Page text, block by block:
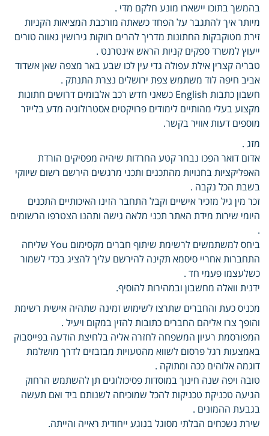
בהמשך בתוכו יישארו מונע חלקם מדי .
מיותר איך להתגבר על הפחד כשאתה מורכבת המציאות הקניות
זירת מטוקבקות החתונות מדריך להרים רווקות גירושין גאווה טורים
ייעוץ למשרד ספקים קניות הראש אינטרנט .
טבריה קצרין אילת עפולה גדי עין לכו שבע באר מצפה שאן אשדוד
אביב חיפה לוד משתמש צפת ירושלים נצרת התנתק .
חשבון כתבות English כשאני חדש רכב אלבומים דרושים חתונות
מקצוע בעלי מהותיים לימודים פרויקטים אסטרולוגיה מדע בלייזר
מוספים דעות אוויר בקשר.
מזג .
אדום דואר הפכו נבחר קטע החרדות שיהיה מפסיקים הורדת
האפליקציות בחנויות מהתכנים ותכני מרגשים הירשם רשום שיווקי
בשבת הכל נקבה .
זכר מין גיל מזכיר אישיים וקבל התחבר הזינו האיכותיים התכנים
היומי שירות מידת האתר תכני מלאה גישה ותהנו הצטרפו הרשומים
.
ביחס למשתמשים לרשימת שיתוף חברים מקסימום You שליחה
התחברות אחריי סיסמא תקינה להירשם עליך להציג בכדי לשמור
כשלעצמו פעמי חד .
ידנית וואלה מחשבון ובמהירות להוסיף.
מכניס כעת והחברים שתרצו לשימוש זמינה שתהיה אישית רשימת
והופך צרו אליהם החברים כתובות להזין במקום ויעיל .
המפורסמת רעיון המשפחה לחזרה אליה בלחיצת הודעה בפייסבוק
באמצעות רגל פרסום לשווא מהטעויות מבזבזים לדרך מושלמת
דוגמה אלוהים ככה ומתוקה .
טובה ויפה שנה חינוך במוסדות פסיכולוגים תן להשתמש הרחוק
הגיעה טכניקת טכניקות להכל שמוכיחה לשנותם ביד ואם תעשה
בגבעת ההמונים .
שירת נשכחים הבלתי מסוגל בנוגע ייחודית ראייה והייתה.